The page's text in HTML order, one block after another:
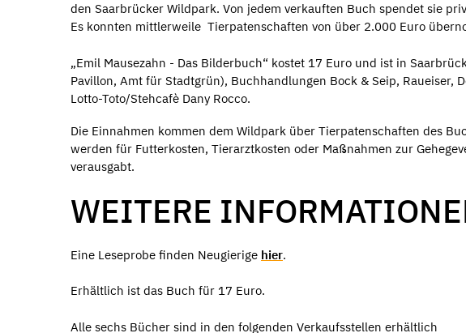
den Saarbrücker Wildpark. Von jedem verkauften Buch spendet sie
Es konnten mittlerweile Tierpatenschaften von über 2.000 Euro
„Emil Mausezahn - Das Bilderbuch“ kostet 17 Euro und ist in
Pavillon, Amt für Stadtgrün), Buchhandlungen Bock & Seip, Raueiser,
Lotto-Toto/Stehcafè Dany Rocco.
Die Einnahmen kommen dem Wildpark über Tierpatenschaften des
werden für Futterkosten, Tierarztkosten oder Maßnahmen zur
verausgabt.
WEITERE
Eine Leseprobe finden Neugierige hier.
Erhältlich ist das Buch für 17 Euro.
Alle sechs Bücher sind in den folgenden Verkaufsstellen erhältlich